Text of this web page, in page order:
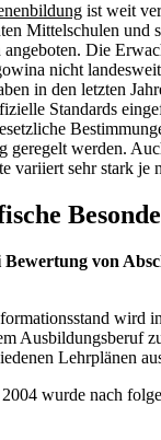
ist weit
Mittelschulen und
angeboten. Die
nicht
in den letzten
Standards
geregelt werden.
variiert sehr stark je
von
wird
Ausbildungsberuf
Lehrplänen
wurde nach